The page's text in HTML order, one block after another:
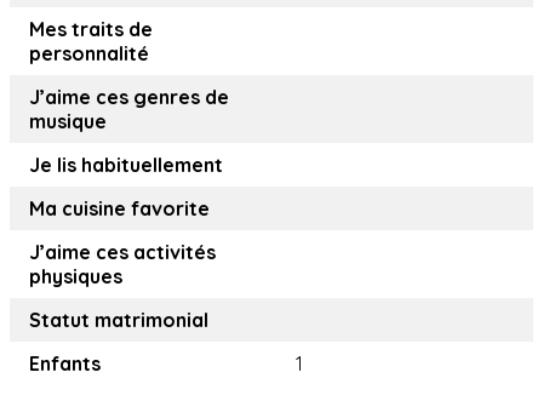
Mes traits de
personnalité
J’aime ces genres de
musique
Je lis habituellement
Ma cuisine favorite
J’aime ces activités
physiques
Statut matrimonial
Enfants
1